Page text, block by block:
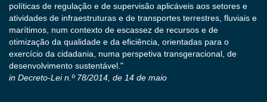
políticas de regulação e de supervisão aplicáveis aos setores e
atividades de infraestruturas e de transportes terrestres, fluviais e
marítimos, num contexto de escassez de recursos e de
otimização da qualidade e da eficiência, orientadas para o
exercício da cidadania, numa perspetiva transgeracional, de
desenvolvimento sustentável."
in Decreto-Lei n.º 78/2014, de 14 de maio